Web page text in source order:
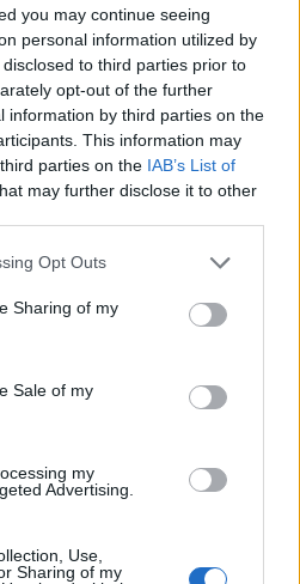
you may continue seeing
personal information utilized by
to third parties prior to
opt-out of the further
information by third parties on the
This information may
parties on the IAB’s List of
may further disclose it to other
app uses one or more Google
behaviour. You may click to
and its third-party tags to
purposes in below Google
Opt Outs
Sharing of my
Sale of my
my
Advertising.
Use,
Sharing of my
végi Nohab-hajtás, akkor
már én is ott voltam,
a különvonat elején. 2017-
négy mozdonnyal az